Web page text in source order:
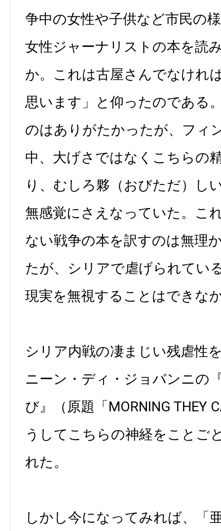
争中の女性や子供など市民の
女性ジャーナリストの本を読
か。これは古屋さんでなけれ
思います」と仰ったのである
のはありがたかったが、フィ
中、大げさではなくこちらの
り、むしろ夥（おびただ）し
無感覚にさえなっていた。こ
ない戦争の本を訳すのは無理
たが、シリアで虐げられてい
現実を無視することはできな
シリア内戦の凄まじい残虐性
ニーン・ディ・ジョバンニの
び』（原題「MORNING THEY
うしてこちらの神経をことご
れた。
しかし今になってみれば、「